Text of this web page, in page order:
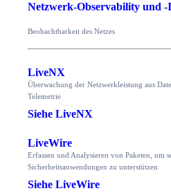
Netzwerk-Observability und -
Beobachtbarkeit des Netzes
LiveNX
Überwachung der Netzwerkleistung aus
Telemetrie
Siehe LiveNX
LiveWire
Erfassen und Analysieren von Paketen, um
Sicherheitsanwendungen zu unterstützen
Siehe LiveWire